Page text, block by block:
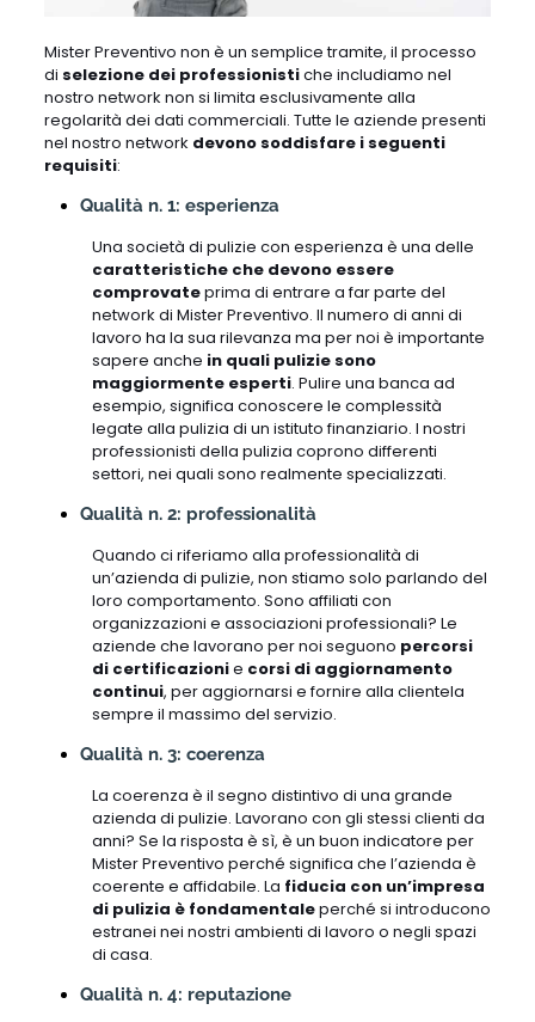
Mister Preventivo non è un semplice tramite, il processo
di selezione dei professionistiche includiamo nel
nostro network non si limita esclusivamente alla
regolarità dei dati commerciali. Tutte le aziende presenti
nel nostro network devono soddisfare i seguenti
requisiti:
Qualità n. 1: esperienza
Una società di pulizie con esperienza è una delle
caratteristiche che devono essere
comprovateprima di entrare a far parte del
network di Mister Preventivo. Il numero di anni di
lavoro ha la sua rilevanza ma per noi è importante
sapere anche in quali pulizie sono
maggiormente esperti. Pulire una banca ad
esempio, significa conoscere le complessità
legate alla pulizia di un istituto finanziario. I nostri
professionisti della pulizia coprono differenti
settori, nei quali sono realmente specializzati.
Qualità n. 2: professionalità
Quando ci riferiamo alla professionalità di
un’azienda di pulizie, non stiamo solo parlando del
loro comportamento. Sono affiliati con
organizzazioni e associazioni professionali? Le
aziende che lavorano per noi seguono percorsi
di certificazionie corsi di aggiornamento
continui, per aggiornarsi e fornire alla clientela
sempre il massimo del servizio.
Qualità n. 3: coerenza
La coerenza è il segno distintivo di una grande
azienda di pulizie. Lavorano con gli stessi clienti da
anni? Se la risposta è sì, è un buon indicatore per
Mister Preventivo perché significa che l’azienda è
coerente e affidabile. La fiducia con un’impresa
di pulizia è fondamentaleperché si introducono
estranei nei nostri ambienti di lavoro o negli spazi
di casa.
Qualità n. 4: reputazione